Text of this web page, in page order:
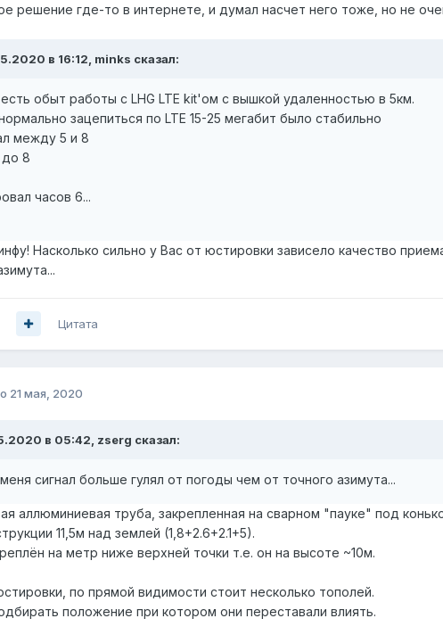
решение где-то в интернете, и думал насчет него тоже, но не
в 16:12, minks сказал:
обыт работы с LHG LTE kit'ом с вышкой удаленностью в 5км.
зацепиться по LTE 15-25 мегабит было стабильно
между 5 и 8
до 8
часов 6...
Насколько сильно у Вас от юстировки зависело качество
Цитата
21 мая, 2020
в 05:42, zserg сказал:
сигнал больше гулял от погоды чем от точного азимута...
аллюминиевая труба, закрепленная на сварном "пауке" под
11,5м над землей (1,8+2.6+2.1+5).
на метр ниже верхней точки т.е. он на высоте ~10м.
по прямой видимости стоит несколько тополей.
положение при котором они переставали влиять.